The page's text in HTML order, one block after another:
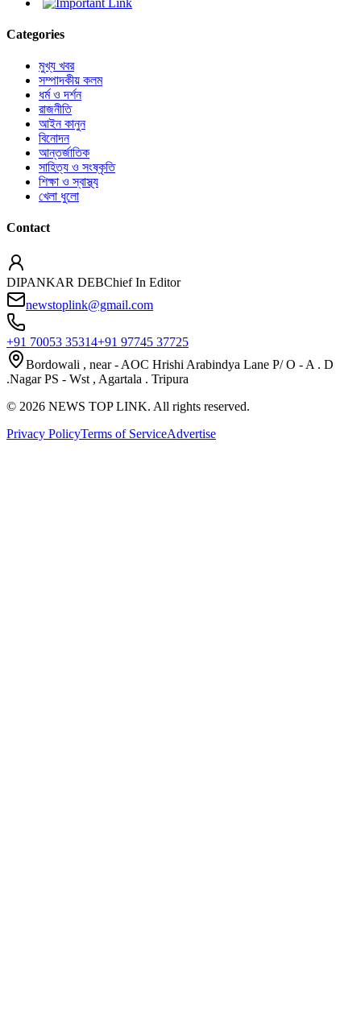
Categories
মুখ্য খবর
সম্পাদকীয় কলম
ধর্ম ও দর্শন
রাজনীতি
আইন কানুন
বিনোদন
আন্তর্জাতিক
সাহিত্য ও সংষ্কৃতি
শিক্ষা ও স্বাস্থ্য
খেলা ধুলো
Contact
DIPANKAR DEBChief In Editor
newstoplink@gmail.com
+91 70053 35314+91 97745 37725
Bordowali , near - AOC Hrishi Arabindya Lane P/ O - A . D
.Nagar PS - Wst , Agartala . Tripura
© 2026 NEWS TOP LINK. All rights reserved.
Privacy PolicyTerms of ServiceAdvertise